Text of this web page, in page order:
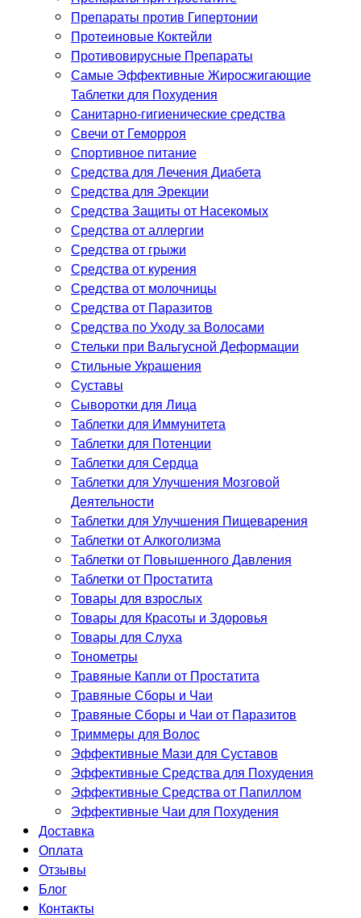
Препараты против Гипертонии
Протеиновые Коктейли
Противовирусные Препараты
Самые Эффективные Жиросжигающие
Таблетки для Похудения
Санитарно-гигиенические средства
Свечи от Геморроя
Спортивное питание
Средства для Лечения Диабета
Средства для Эрекции
Средства Защиты от Насекомых
Средства от аллергии
Средства от грыжи
Средства от курения
Средства от молочницы
Средства от Паразитов
Средства по Уходу за Волосами
Стельки при Вальгусной Деформации
Стильные Украшения
Суставы
Сыворотки для Лица
Таблетки для Иммунитета
Таблетки для Потенции
Таблетки для Сердца
Таблетки для Улучшения Мозговой
Деятельности
Таблетки для Улучшения Пищеварения
Таблетки от Алкоголизма
Таблетки от Повышенного Давления
Таблетки от Простатита
Товары для взрослых
Товары для Красоты и Здоровья
Товары для Слуха
Тонометры
Травяные Капли от Простатита
Травяные Сборы и Чаи
Травяные Сборы и Чаи от Паразитов
Триммеры для Волос
Эффективные Мази для Суставов
Эффективные Средства для Похудения
Эффективные Средства от Папиллом
Эффективные Чаи для Похудения
Доставка
Оплата
Отзывы
Блог
Контакты